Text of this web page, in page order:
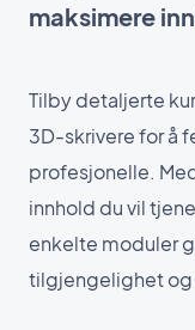
maksimere
Tilby detaljerte
3D-skrivere for å
profesjonelle.
innhold du vil
enkelte moduler
tilgjengelighet og